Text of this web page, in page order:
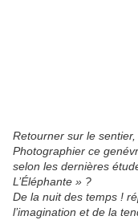
Retourner sur le
Photographier ce
selon les dernières
L’Éléphante » ?
De la nuit des temps !
l’imagination et de la